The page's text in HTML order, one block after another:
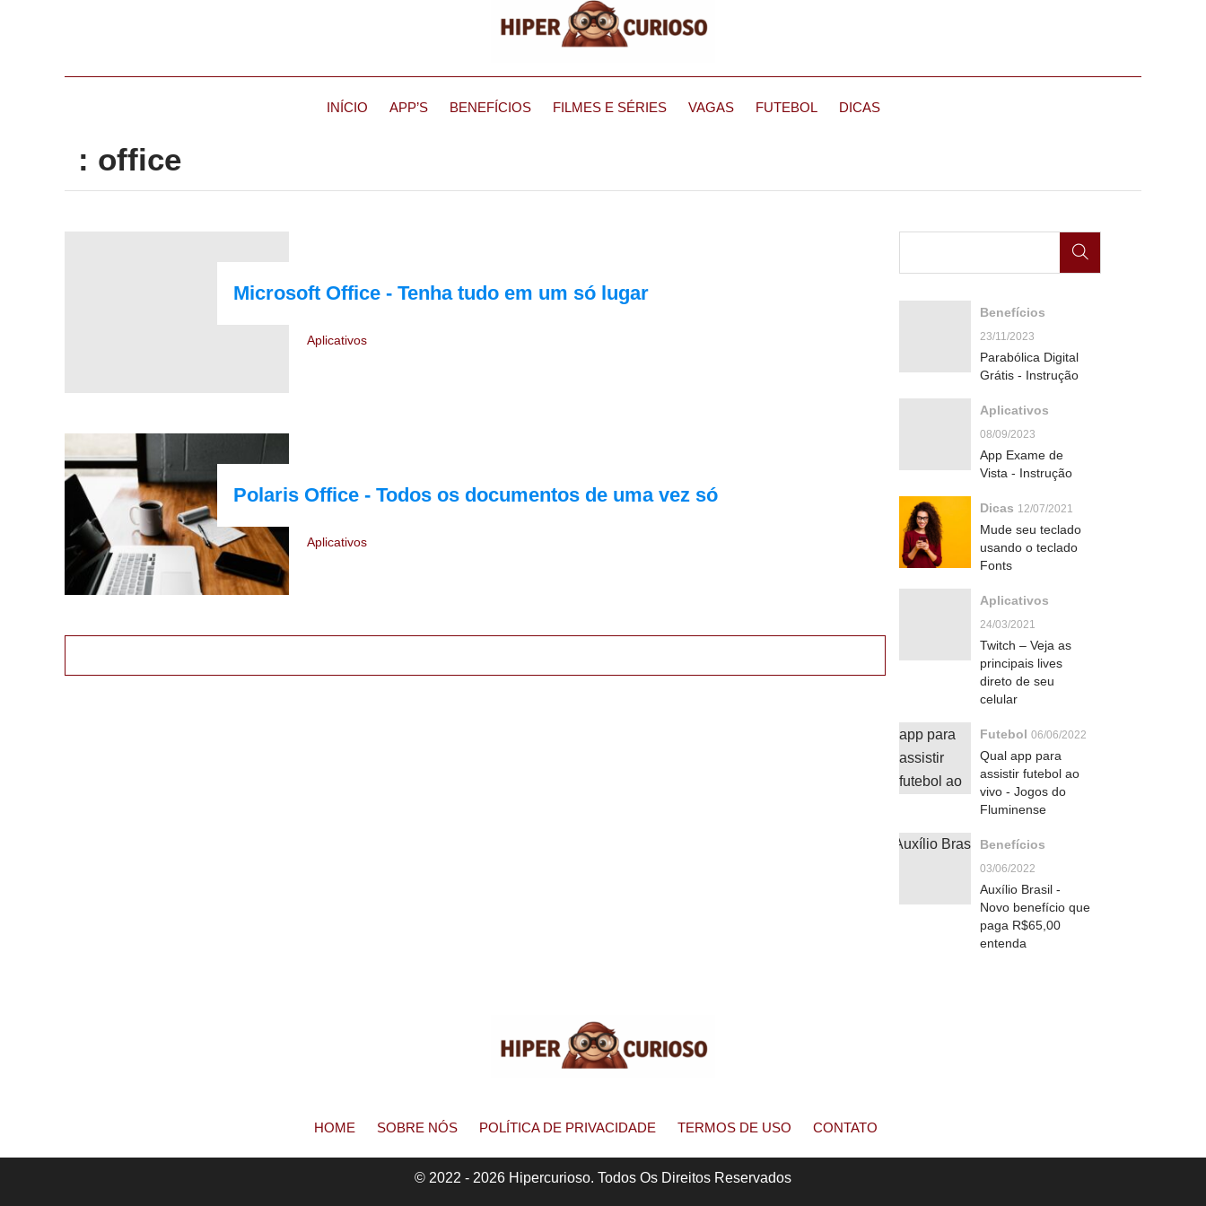
INÍCIO APP’S BENEFÍCIOS FILMES E SÉRIES VAGAS FUTEBOL DICAS
: office
Microsoft Office - Tenha tudo em um só lugar
Aplicativos
Polaris Office - Todos os documentos de uma vez só
Aplicativos
Benefícios
23/11/2023
Parabólica Digital
Grátis - Instrução
Aplicativos
08/09/2023
App Exame de
Vista - Instrução
Dicas 12/07/2021
Mude seu teclado
usando o teclado
Fonts
Aplicativos
24/03/2021
Twitch – Veja as
principais lives
direto de seu
celular
Futebol 06/06/2022
Qual app para
assistir futebol ao
vivo - Jogos do
Fluminense
Benefícios
03/06/2022
Auxílio Brasil -
Novo benefício que
paga R$65,00
entenda
HOME SOBRE NÓS POLÍTICA DE PRIVACIDADE TERMOS DE USO CONTATO
© 2022 - 2026 Hipercurioso. Todos Os Direitos Reservados